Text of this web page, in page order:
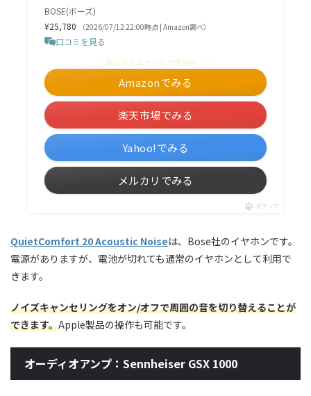
BOSE(ボーズ)
¥25,780
（2026/07/12 22:00時点 | Amazon調べ）
口コミを見る
＼毎日タイムセールが開催中！／
Amazonでみる
楽天市場でみる
Yahoo!でみる
メルカリでみる
ポチップ
QuietComfort 20 Acoustic Noiseは、Bose社のイヤホンです。
電源がありますが、電池が切れても通常のイヤホンとして利用で
きます。
ノイズキャンセリングをオン/オフで周囲の音を切り替えることが
できます。Apple製品の操作も可能です。
オーディオアンプ：Sennheiser GSX 1000